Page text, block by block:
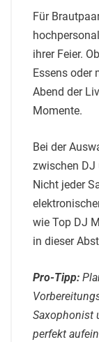
Für
ihrer Feier.
Essens oder
Abend der
Momente.
Bei der
zwischen DJ
Nicht jeder
wie Top DJ
in dieser
Pro-Tipp:
Saxophonist
perfekt